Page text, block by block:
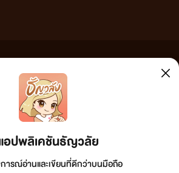
อปพลิเคชันธัญวลัย
ารณ์อ่านและเขียนที่ดีกว่าบนมือถือ
อรับผิดชอบต่อข้อความใดๆ ทั้งสิ้น ดังนั้นผู้อ่านทุกท่านโปรดใช้
อง และหากท่านพบข้อความใดๆ ที่ขัดต่อกฎหมายและศีลธรรม
เพื่อทีมงานจะได้ดำเนินการในทันที ทั้งนี้ ทางเว็บไซต์ขอสงวน
บับเพิ่มเติม) พ.ศ.2558